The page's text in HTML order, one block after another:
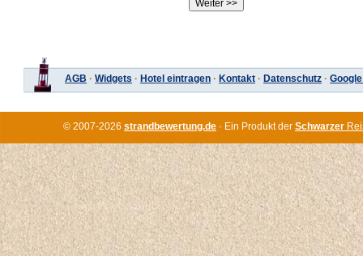
AGB · Widgets · Hotel eintragen · Kontakt · Datenschutz ·
© 2007-2026 strandbewertung.de · Ein Produkt der Schwarzer